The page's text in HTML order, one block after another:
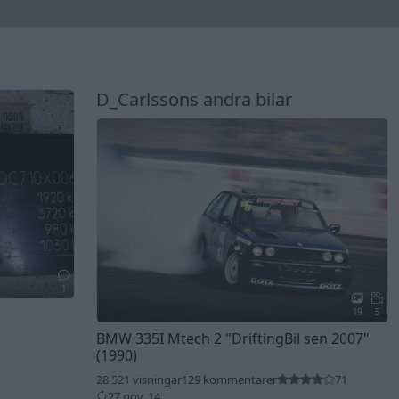
1
D_Carlssons andra bilar
19 5
BMW 335I Mtech 2 "DriftingBil sen 2007"
(1990)
28 521 visningar129 kommentarer
71